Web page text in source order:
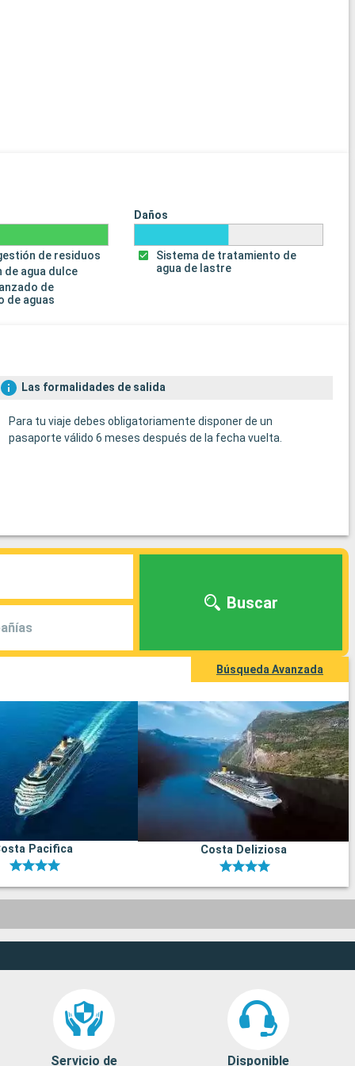
de residuos
de agua dulce
de
de aguas
Daños
Sistema de tratamiento de
agua de lastre
Las formalidades de salida
Para tu viaje debes obligatoriamente disponer de un
pasaporte válido 6 meses después de la fecha vuelta.
Buscar
Búsqueda Avanzada
Pacifica Costa Deliziosa
Servicio de Disponible